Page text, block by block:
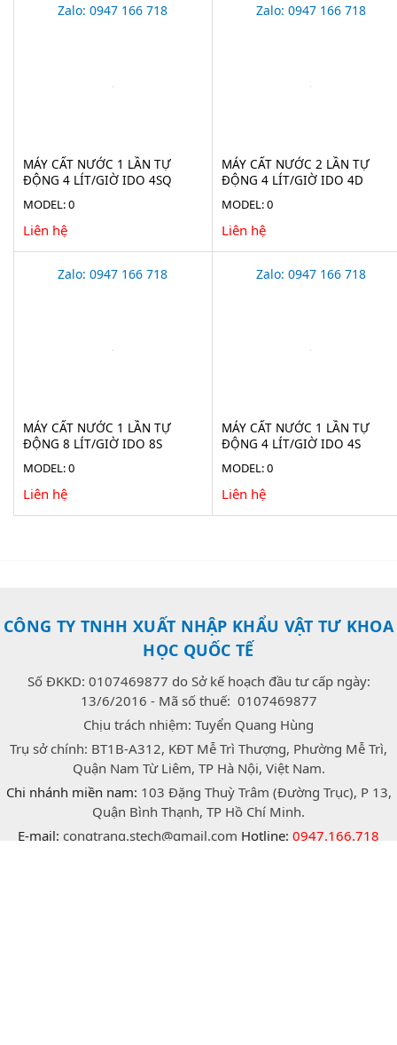
Zalo: 0947 166 718
MÁY CẤT NƯỚC 1 LẦN TỰ
ĐỘNG 4 LÍT/GIỜ IDO 4SQ
MODEL: 0
Liên hệ
Zalo: 0947 166 718
MÁY CẤT NƯỚC 2 LẦN TỰ
ĐỘNG 4 LÍT/GIỜ IDO 4D
MODEL: 0
Liên hệ
Zalo: 0947 166 718
MÁY CẤT NƯỚC 1 LẦN TỰ
ĐỘNG 8 LÍT/GIỜ IDO 8S
MODEL: 0
Liên hệ
Zalo: 0947 166 718
MÁY CẤT NƯỚC 1 LẦN TỰ
ĐỘNG 4 LÍT/GIỜ IDO 4S
MODEL: 0
Liên hệ
CÔNG TY TNHH XUẤT NHẬP KHẨU VẬT TƯ KHOA
HỌC QUỐC TẾ
Số ĐKKD: 0107469877 do Sở kế hoạch đầu tư cấp ngày:
13/6/2016 - Mã số thuế: 0107469877
Chịu trách nhiệm: Tuyển Quang Hùng
Trụ sở chính: BT1B-A312, KĐT Mễ Trì Thượng, Phường Mễ Trì,
Quận Nam Từ Liêm, TP Hà Nội, Việt Nam.
Chi nhánh miền nam: 103 Đặng Thuỳ Trâm (Đường Trục), P 13,
Quận Bình Thạnh, TP Hồ Chí Minh.
E-mail: congtrang.stech@gmail.com Hotline: 0947.166.718